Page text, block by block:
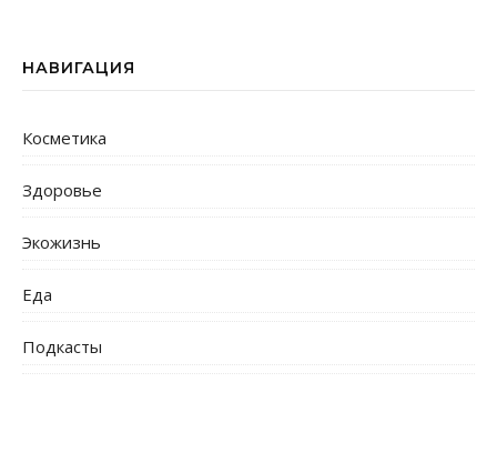
НАВИГАЦИЯ
Косметика
Здоровье
Экожизнь
Еда
Подкасты